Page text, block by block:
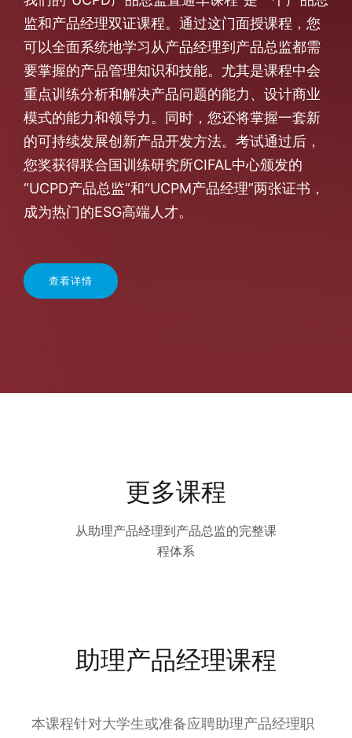
监和产品经理双证课程。通过这门面授课程，您
可以全面系统地学习从产品经理到产品总监都需
要掌握的产品管理知识和技能。尤其是课程中会
重点训练分析和解决产品问题的能力、设计商业
模式的能力和领导力。同时，您还将掌握一套新
的可持续发展创新产品开发方法。考试通过后，
您奖获得联合国训练研究所CIFAL中心颁发的
“UCPD产品总监”和“UCPM产品经理”两张证书，
成为热门的ESG高端人才。
查看详情
更多课程
从助理产品经理到产品总监的完整课
程体系
助理产品经理课程
本课程针对大学生或准备应聘助理产品经理职